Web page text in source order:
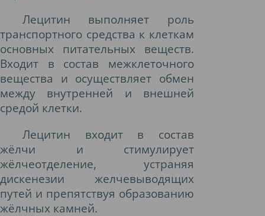
Лецитин выполняет роль
транспортного средства к клеткам
основных питательных веществ.
Входит в состав межклеточного
вещества и осуществляет обмен
между внутренней и внешней
средой клетки.
Лецитин входит в состав
жёлчи и стимулирует
жёлчеотделение, устраняя
дискенезии желчевыводящих
путей и препятствуя образованию
жёлчных камней.